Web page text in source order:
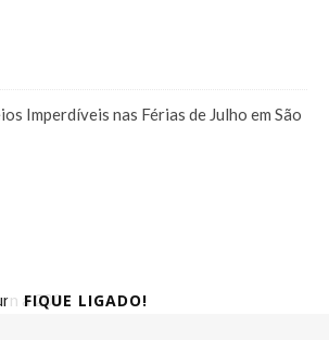
Imperdíveis nas Férias de Julho em São
FIQUE LIGADO!
a 200.